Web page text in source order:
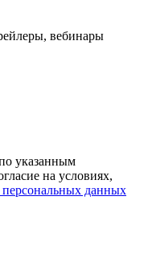
вебинары
указанным
на условиях,
данных